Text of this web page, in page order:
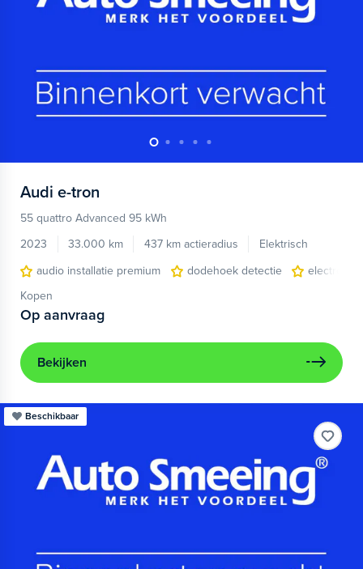
Audi e-tron
55 quattro Advanced 95 kWh
2023
33.000 km 437 km actieradius
Elektrisch
audio installatie premium
dodehoek detectie
electronic
Kopen
Op aanvraag
Bekijken
Beschikbaar